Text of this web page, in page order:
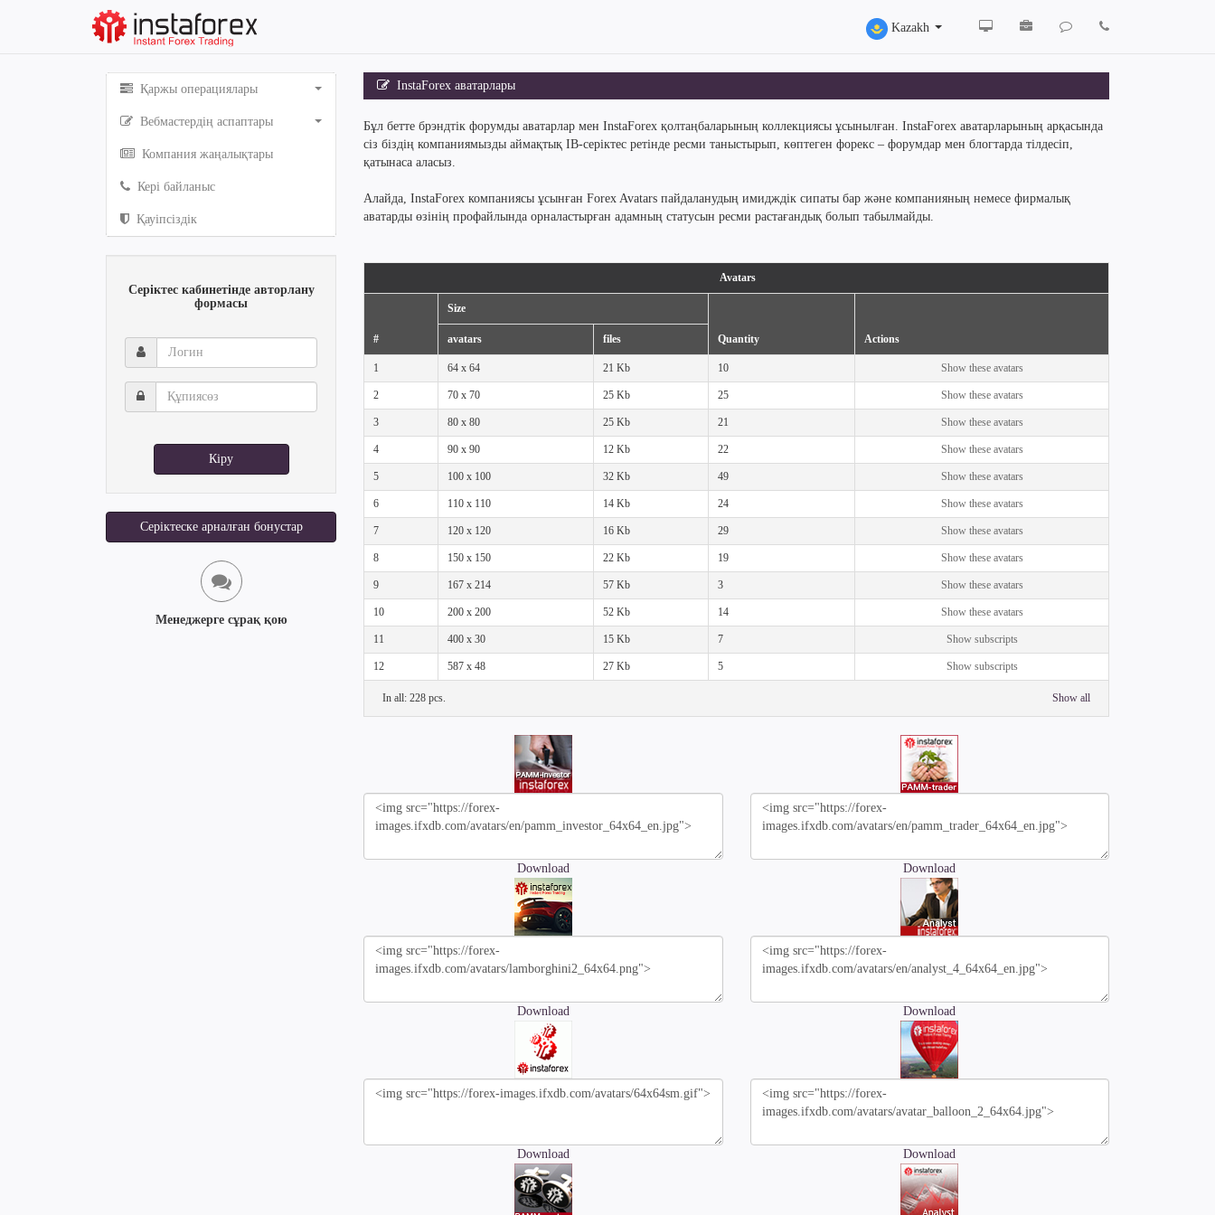
Kazakh
Қаржы операциялары
Вебмастердің аспаптары
Компания жаңалықтары
Кері байланыс
Қауіпсіздік
Серіктес кабинетінде авторлану
формасы
Логин
Құпиясөз
Кіру
Серіктеске арналған бонустар
Менеджерге сұрақ қою
InstaForex аватарлары
Бұл бетте брэндтік форумды аватарлар мен InstaForex қолтаңбаларының коллекциясы ұсынылған. InstaForex аватарларының арқасында
сіз біздің компаниямызды аймақтық IB-серіктес ретінде ресми таныстырып, көптеген форекс – форумдар мен блогтарда тілдесіп,
қатынаса аласыз.
Алайда, InstaForex компаниясы ұсынған Forex Avatars пайдаланудың имидждік сипаты бар және компанияның немесе фирмалық
аватарды өзінің профайлында орналастырған адамның статусын ресми растағандық болып табылмайды.
Avatars
#
Size
Quantity Actions
avatars files
1 64 x 64 21 Kb 10 Show these avatars
2 70 x 70 25 Kb 25 Show these avatars
3 80 x 80 25 Kb 21 Show these avatars
4 90 x 90 12 Kb 22 Show these avatars
5 100 x 100 32 Kb 49 Show these avatars
6 110 x 110 14 Kb 24 Show these avatars
7 120 x 120 16 Kb 29 Show these avatars
8 150 x 150 22 Kb 19 Show these avatars
9 167 x 214 57 Kb 3 Show these avatars
10 200 x 200 52 Kb 14 Show these avatars
11 400 x 30 15 Kb 7 Show subscripts
12 587 x 48 27 Kb 5 Show subscripts
In all: 228 pcs. Show all
Download Download
Download Download
Download Download